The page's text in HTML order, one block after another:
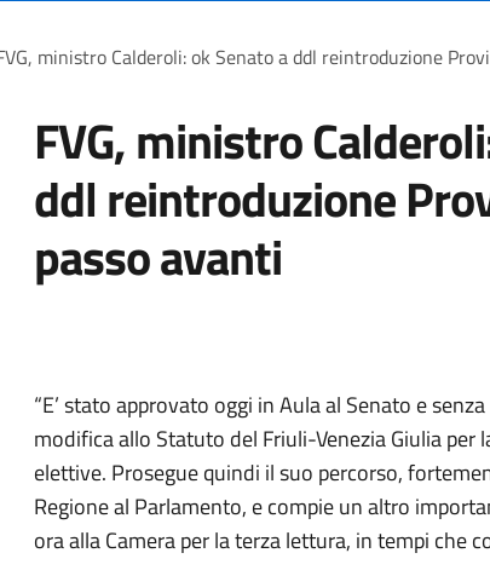
ministro Calderoli: ok Senato a ddl reintroduzione
FVG, ministro
ddl reintroduzione
passo avanti
“E’ stato approvato oggi in Aula al Senato e
modifica allo Statuto del Friuli-Venezia Giulia
elettive. Prosegue quindi il suo percorso,
Regione al Parlamento, e compie un altro
ora alla Camera per la terza lettura, in tempi che